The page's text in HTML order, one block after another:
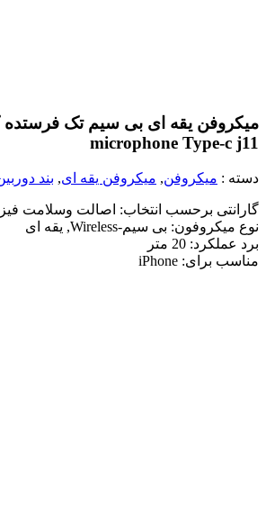
microphone Type-c j11
دسته : میکروفن, میکروفن یقه ای, بند
گارانتی برحسب انتخاب: اصالت وسلامت
نوع میکروفون: بی سیم-Wireless, یقه ای
برد عملکرد: 20 متر
مناسب برای: iPhone